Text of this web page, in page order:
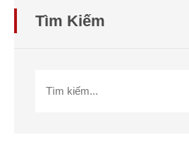
Tìm Kiếm